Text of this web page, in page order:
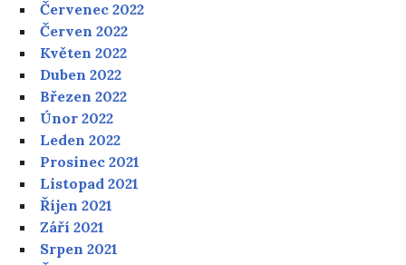
Červenec 2022
Červen 2022
Květen 2022
Duben 2022
Březen 2022
Únor 2022
Leden 2022
Prosinec 2021
Listopad 2021
Říjen 2021
Září 2021
Srpen 2021